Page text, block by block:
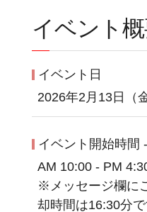
イベント
イベント日
2026年2月13日（金
イベント開始時間
AM 10:00 - PM
※メッセージ欄に
却時間は16:30分で